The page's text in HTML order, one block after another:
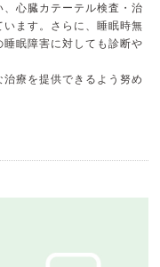
心臓カテーテル検査・治
ます。さらに、睡眠時無
眠障害に対しても診断や
療を提供できるよう努め